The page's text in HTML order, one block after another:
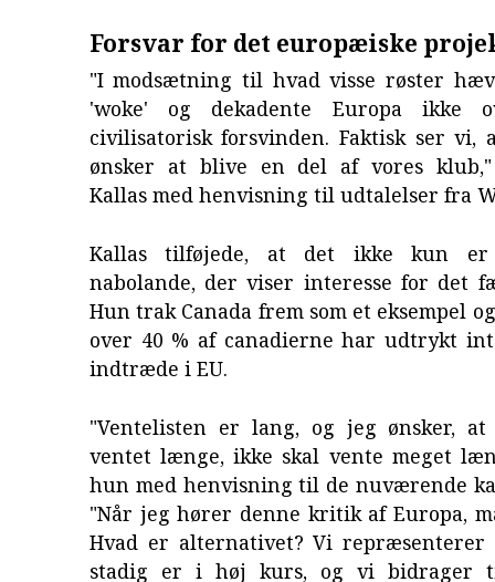
Forsvar for det europæiske
"I modsætning til hvad visse røster
'woke' og dekadente Europa ikke
civilisatorisk forsvinden. Faktisk ser vi,
ønsker at blive en del af vores klub,"
Kallas med henvisning til udtalelser fra
Kallas tilføjede, at det ikke kun er
nabolande, der viser interesse for det
Hun trak Canada frem som et eksempel
over 40 % af canadierne har udtrykt
indtræde i EU.
"Ventelisten er lang, og jeg ønsker,
ventet længe, ikke skal vente meget
hun med henvisning til de nuværende
"Når jeg hører denne kritik af Europa,
Hvad er alternativet? Vi
stadig er i høj kurs, og vi bidrager